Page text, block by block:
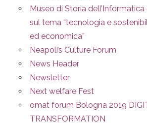
Museo di Storia
sul tema “tecnologia e
ed economica”
Neapoli’s Culture Forum
News Header
Newsletter
Next welfare Fest
omat forum Bologna 2019
TRANSFORMATION